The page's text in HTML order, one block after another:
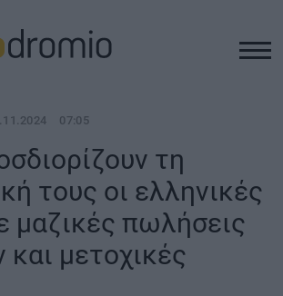
07:05
τη
τους οι ελληνικές
μαζικές πωλήσεις
και μετοχικές